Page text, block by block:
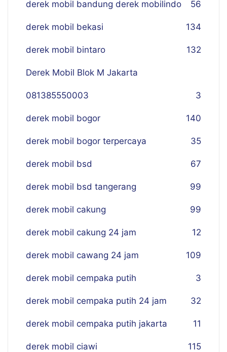
derek mobil bandung derek mobilindo 56
derek mobil bekasi 134
derek mobil bintaro 132
Derek Mobil Blok M Jakarta
081385550003 3
derek mobil bogor 140
derek mobil bogor terpercaya 35
derek mobil bsd 67
derek mobil bsd tangerang 99
derek mobil cakung 99
derek mobil cakung 24 jam 12
derek mobil cawang 24 jam 109
derek mobil cempaka putih 3
derek mobil cempaka putih 24 jam 32
derek mobil cempaka putih jakarta 11
derek mobil ciawi 115